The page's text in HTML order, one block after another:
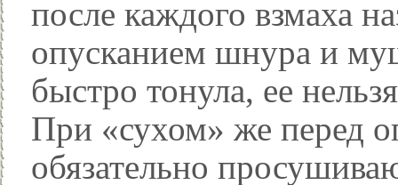
после каждого взмаха
опусканием шнура и
быстро тонула, ее
При «сухом» же перед
обязательно